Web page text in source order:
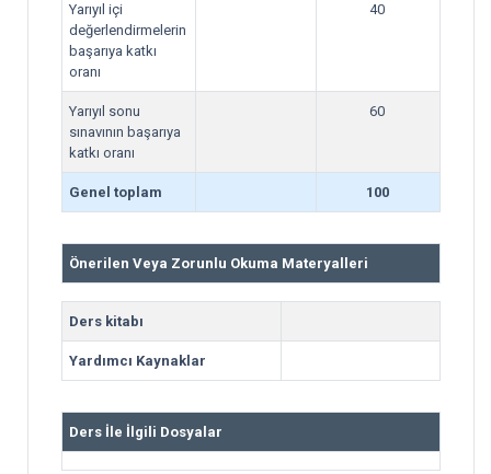
Yarıyıl içi
değerlendirmelerin
başarıya katkı
oranı
40
Yarıyıl sonu
sınavının başarıya
katkı oranı
60
Genel toplam 100
Önerilen Veya Zorunlu Okuma Materyalleri
Ders kitabı
Yardımcı Kaynaklar
Ders İle İlgili Dosyalar